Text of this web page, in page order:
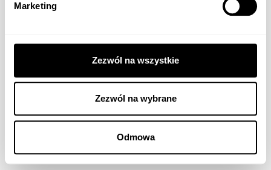
Marketing
Zezwól na wszystkie
Zezwól na wybrane
Odmowa
Polityka Prywatności